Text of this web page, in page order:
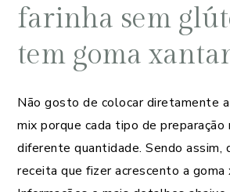
farinha sem
tem goma
Não gosto de colocar diretamente
mix porque cada tipo de preparação
diferente quantidade. Sendo assim,
receita que fizer acrescento a goma